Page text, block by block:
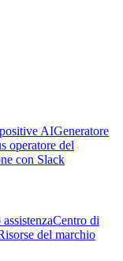
AIGeneratore
operatore del
con Slack
Centro di
del marchio